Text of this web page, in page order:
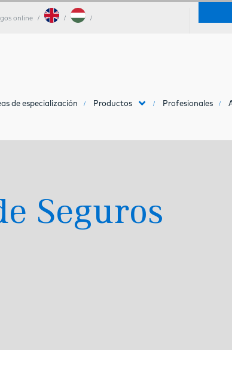
online
de especialización Productos Profesionales
Seguros